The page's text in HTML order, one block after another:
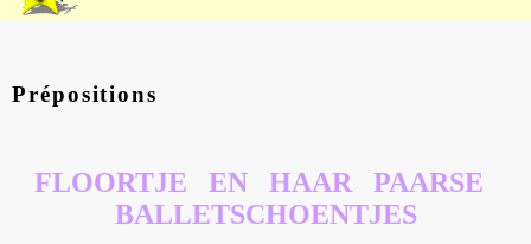
Prépositions
FLOORTJE EN HAAR PAARSE
BALLETSCHOENTJES